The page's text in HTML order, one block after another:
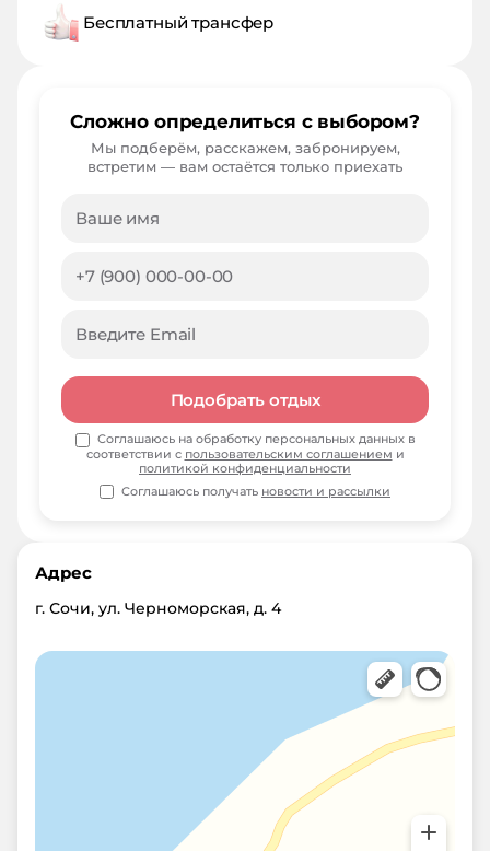
Адрес
г. Сочи, ул. Черноморская, д. 4
Бесплатный трансфер
Сложно определиться с выбором?
Мы подберём, расскажем, забронируем,
встретим — вам остаётся только приехать
Подобрать отдых
Соглашаюсь на обработку персональных данных в
соответствии с пользовательским соглашением и
политикой конфиденциальности
Соглашаюсь получать новости и рассылки